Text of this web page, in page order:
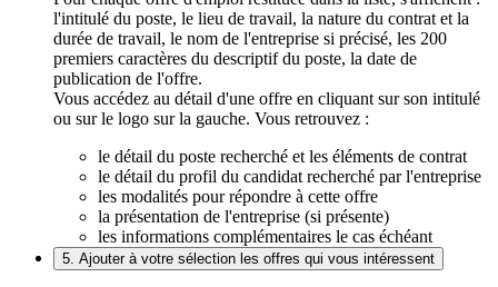
l'intitulé du poste, le lieu de travail, la nature du contrat et la
durée de travail, le nom de l'entreprise si précisé, les 200
premiers caractères du descriptif du poste, la date de
publication de l'offre.
Vous accédez au détail d'une offre en cliquant sur son intitulé
ou sur le logo sur la gauche. Vous retrouvez :
le détail du poste recherché et les éléments de contrat
le détail du profil du candidat recherché par l'entreprise
les modalités pour répondre à cette offre
la présentation de l'entreprise (si présente)
les informations complémentaires le cas échéant
5. Ajouter à votre sélection les offres qui vous intéressent